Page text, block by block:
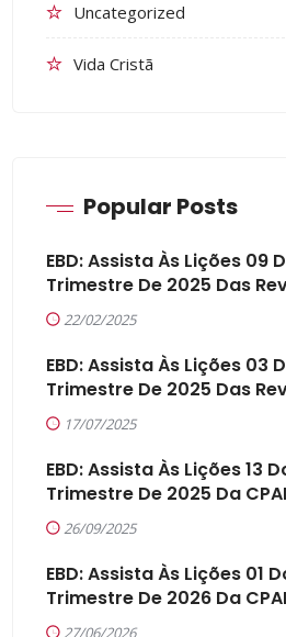
Uncategorized
Vida Cristã
Popular Posts
EBD: Assista Às Lições 09
Trimestre De 2025 Das
22/02/2025
EBD: Assista Às Lições 03
Trimestre De 2025 Das
17/07/2025
EBD: Assista Às Lições 13
Trimestre De 2025 Da
26/09/2025
EBD: Assista Às Lições 01
Trimestre De 2026 Da
27/06/2026